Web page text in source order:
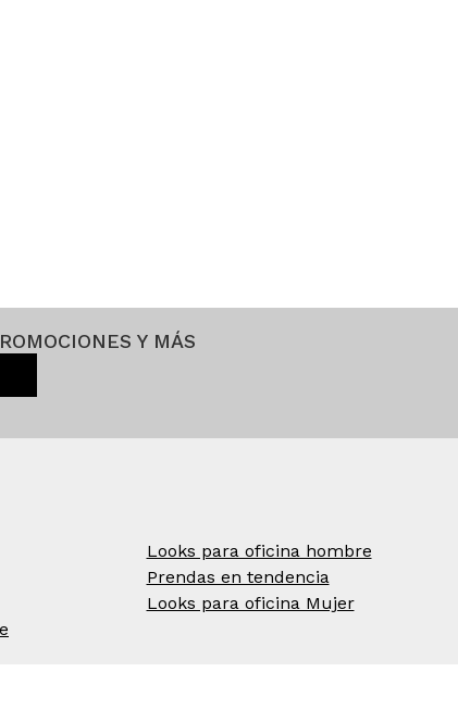
Y MÁS
Looks para oficina hombre
Prendas en tendencia
Looks para oficina Mujer